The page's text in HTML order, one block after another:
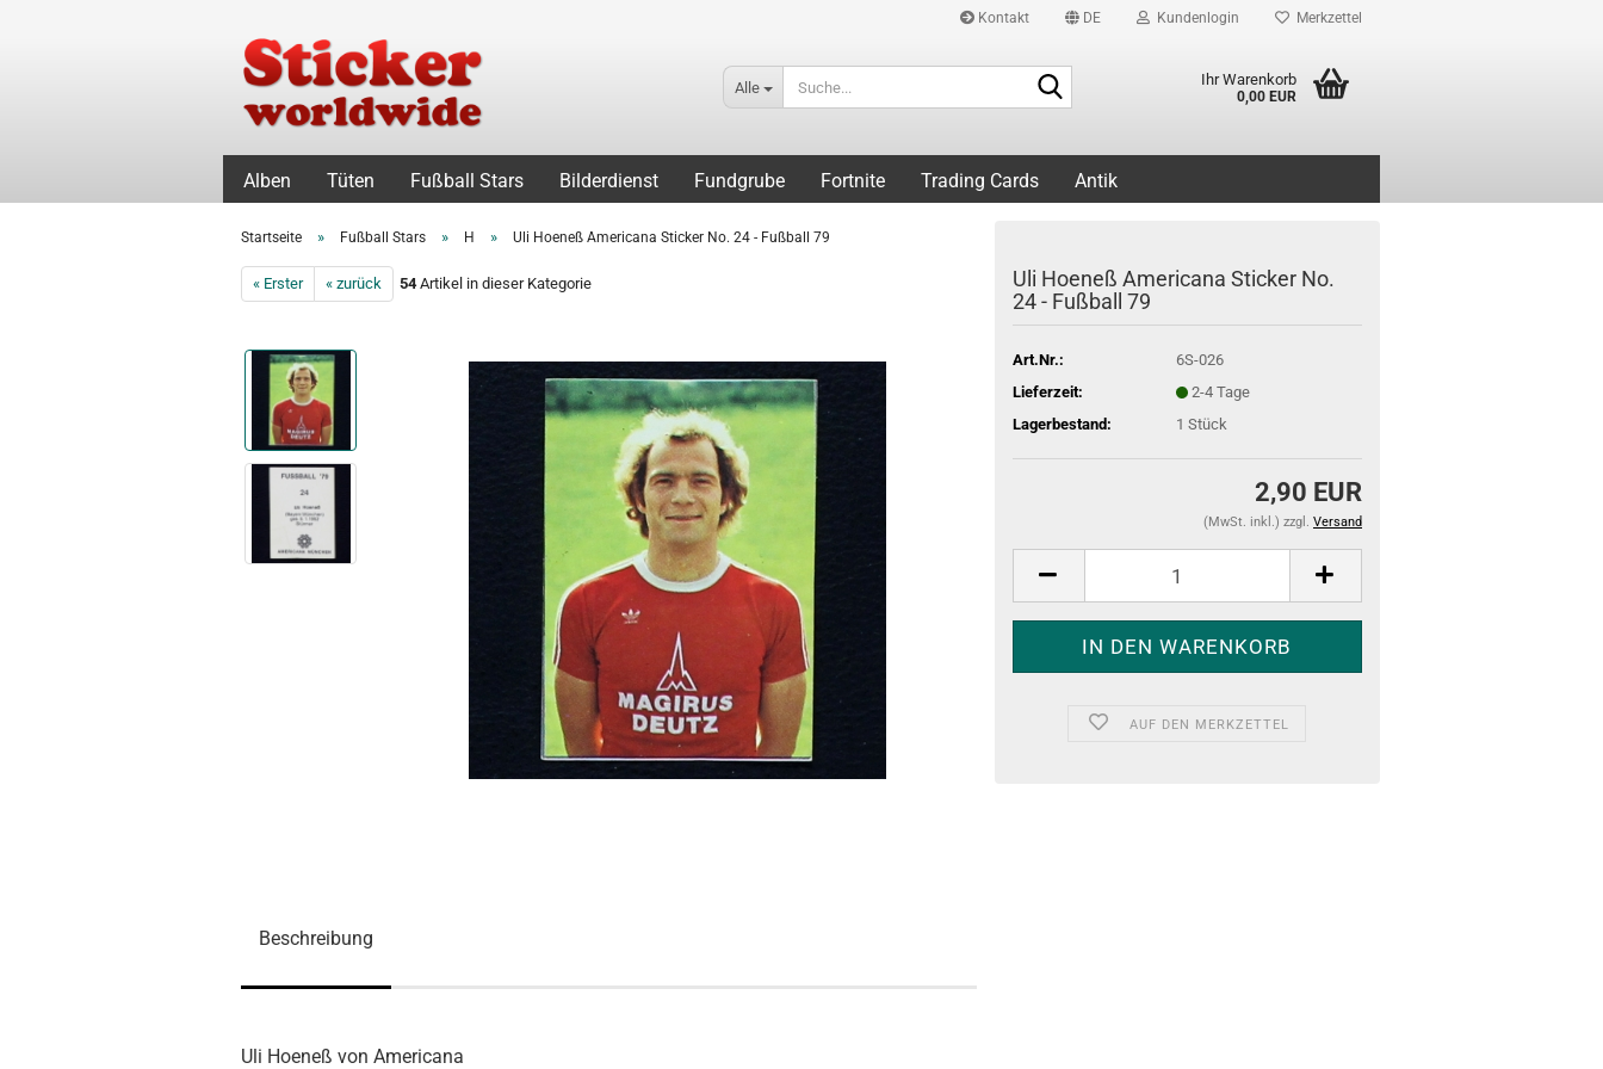
Kontakt DE Kundenlogin Merkzettel
Alle Ihr Warenkorb
0,00 EUR
Alben Tüten Fußball Stars Bilderdienst Fundgrube Fortnite Trading Cards Antik
Startseite » Fußball Stars » H » Uli Hoeneß Americana Sticker No. 24 - Fußball 79
« Erster « zurück 54Artikel in dieser Kategorie
Uli Hoeneß Americana Sticker No.
24 - Fußball 79
Art.Nr.:
6S-026
Lieferzeit:
2-4 Tage
Lagerbestand:
1 Stück
2,90 EUR
(MwSt. inkl.) zzgl. Versand
AUF DEN MERKZETTEL
Beschreibung
Uli Hoeneß von Americana